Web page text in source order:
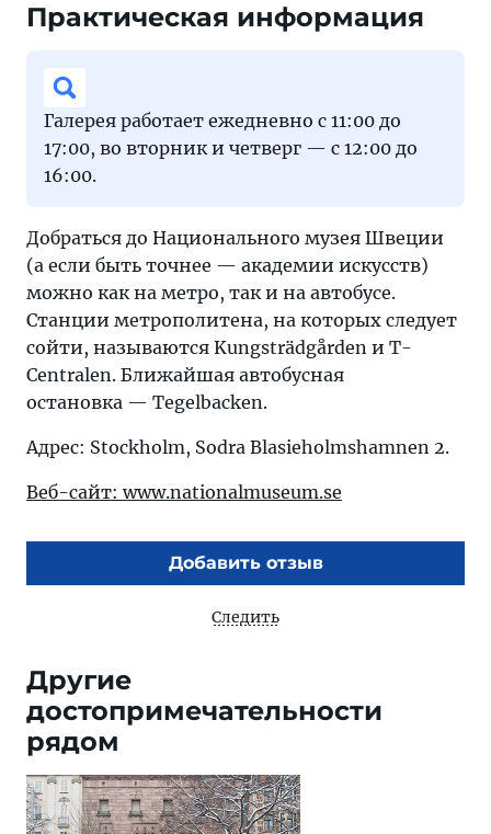
Практическая информация
Галерея работает ежедневно с 11:00 до
17:00, во вторник и четверг — с 12:00 до
16:00.
Добраться до Национального музея Швеции
(а если быть точнее — академии искусств)
можно как на метро, так и на автобусе.
Станции метрополитена, на которых следует
сойти, называются Kungsträdgården и T-
Centralen. Ближайшая автобусная
остановка — Tegelbacken.
Адрес: Stockholm, Sodra Blasieholmshamnen 2.
Веб-сайт: www.nationalmuseum.se
Добавить отзыв
Следить
Другие
достопримечательности
рядом